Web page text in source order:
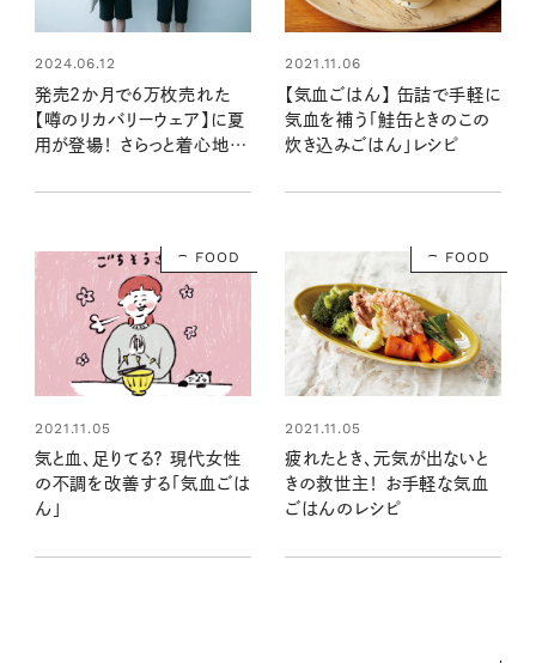
2024.06.12
発売2か月で6万枚売れた
【噂のリカバリーウェア】に夏
用が登場！ さらっと着心地◎
回復ウェア
2021.11.06
【気血ごはん】 缶詰で手軽に
気血を補う「鮭缶ときのこの
炊き込みごはん」レシピ
FOOD
2021.11.05
気と血、足りてる？ 現代女性
の不調を改善する「気血ごは
ん」
FOOD
2021.11.05
疲れたとき、元気が出ないと
きの救世主！ お手軽な気血
ごはんのレシピ